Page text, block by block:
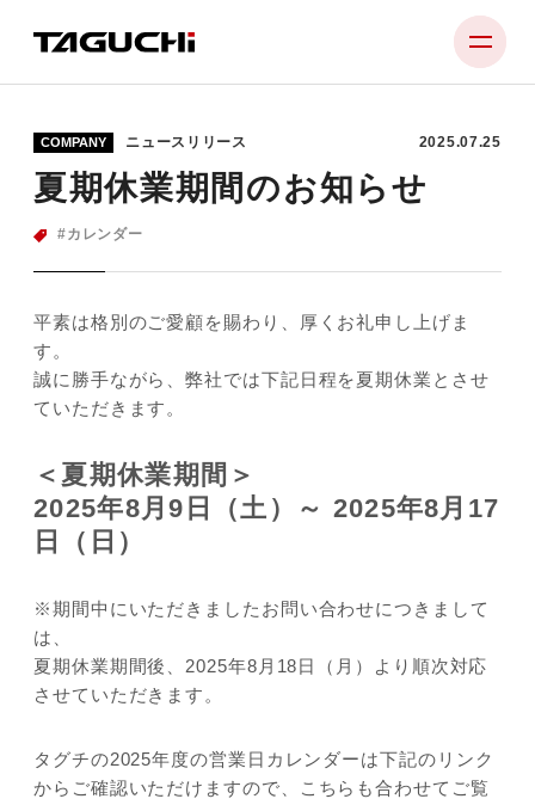
PRODUCT
COMPANY
NEWS
SUPPORT
RECRUIT
CONTACT
JP EN
COMPANY ニュースリリース 2025.07.25
夏期休業期間のお知らせ
カレンダー
平素は格別のご愛顧を賜わり、厚くお礼申し上げま
す。
誠に勝手ながら、弊社では下記日程を夏期休業とさせ
ていただきます。
＜夏期休業期間＞
2025年8月9日（土）～ 2025年8月17
日（日）
※期間中にいただきましたお問い合わせにつきまして
は、
夏期休業期間後、2025年8月18日（月）より順次対応
させていただきます。
タグチの2025年度の営業日カレンダーは下記のリンク
からご確認いただけますので、こちらも合わせてご覧